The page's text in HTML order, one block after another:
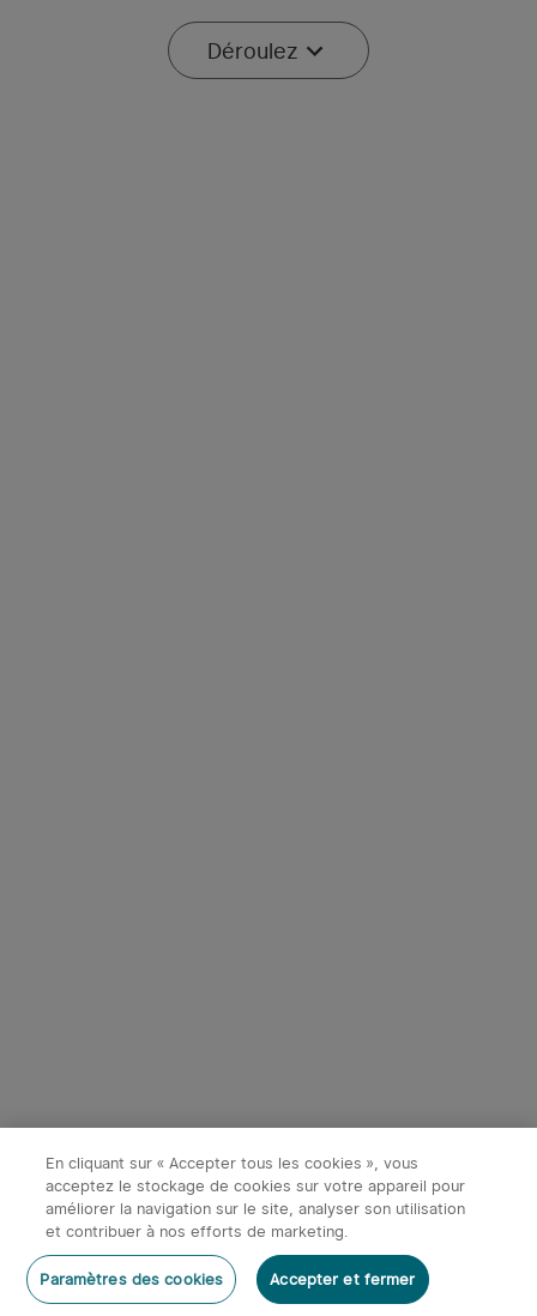
4
Olight Marauder Mini -
Lampe Torche Puissante
Rechargeable 7000
Lumens
372
Économiser 87,98€
Olight Prowess | Lampe
torche puissante éclairage
bidirectionnel
Déroulez
Rédiger un commentaire
En cliquant sur « Accepter tous les cookies », vous
acceptez le stockage de cookies sur votre appareil pour
améliorer la navigation sur le site, analyser son utilisation
et contribuer à nos efforts de marketing.
Paramètres des cookies Accepter et fermer